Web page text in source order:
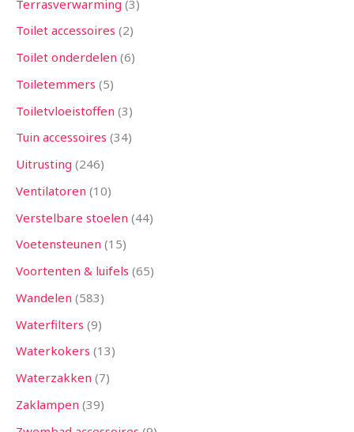
Terrasverwarming 3
Toilet accessoires 2
Toilet onderdelen 6
Toiletemmers 5
Toiletvloeistoffen 3
Tuin accessoires 34
Uitrusting 246
Ventilatoren 10
Verstelbare stoelen 44
Voetensteunen 15
Voortenten & luifels 65
Wandelen 583
Waterfilters 9
Waterkokers 13
Waterzakken 7
Zaklampen 39